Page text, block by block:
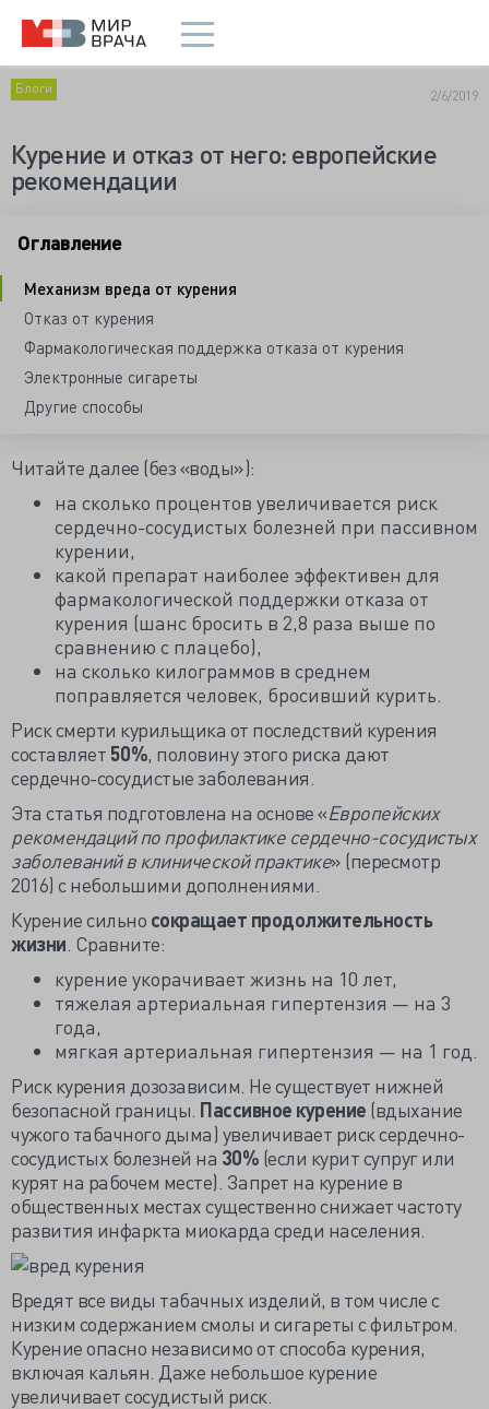
Блоги 2/6/2019
Курение и отказ от него: европейские
рекомендации
Оглавление
Механизм вреда от курения
Отказ от курения
Фармакологическая поддержка отказа от курения
Электронные сигареты
Другие способы
Читайте далее (без «воды»):
на сколько процентов увеличивается риск
сердечно-сосудистых болезней при пассивном
курении,
какой препарат наиболее эффективен для
фармакологической поддержки отказа от
курения (шанс бросить в 2,8 раза выше по
сравнению с плацебо),
на сколько килограммов в среднем
поправляется человек, бросивший курить.
Риск смерти курильщика от последствий курения
составляет 50%, половину этого риска дают
сердечно-сосудистые заболевания.
Эта статья подготовлена на основе «Европейских
рекомендаций по профилактике сердечно-сосудистых
заболеваний в клинической практике» (пересмотр
2016) с небольшими дополнениями.
Курение сильно сокращает продолжительность
жизни . Сравните:
курение укорачивает жизнь на 10 лет,
тяжелая артериальная гипертензия — на 3
года,
мягкая артериальная гипертензия — на 1 год.
Риск курения дозозависим. Не существует нижней
безопасной границы. Пассивное курение (вдыхание
чужого табачного дыма) увеличивает риск сердечно-
сосудистых болезней на 30% (если курит супруг или
курят на рабочем месте). Запрет на курение в
общественных местах существенно снижает частоту
развития инфаркта миокарда среди населения.
Вредят все виды табачных изделий, в том числе с
низким содержанием смолы и сигареты с фильтром.
Курение опасно независимо от способа курения,
включая кальян. Даже небольшое курение
увеличивает сосудистый риск.